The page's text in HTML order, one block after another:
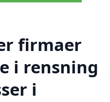
firmaer
i rensning
i